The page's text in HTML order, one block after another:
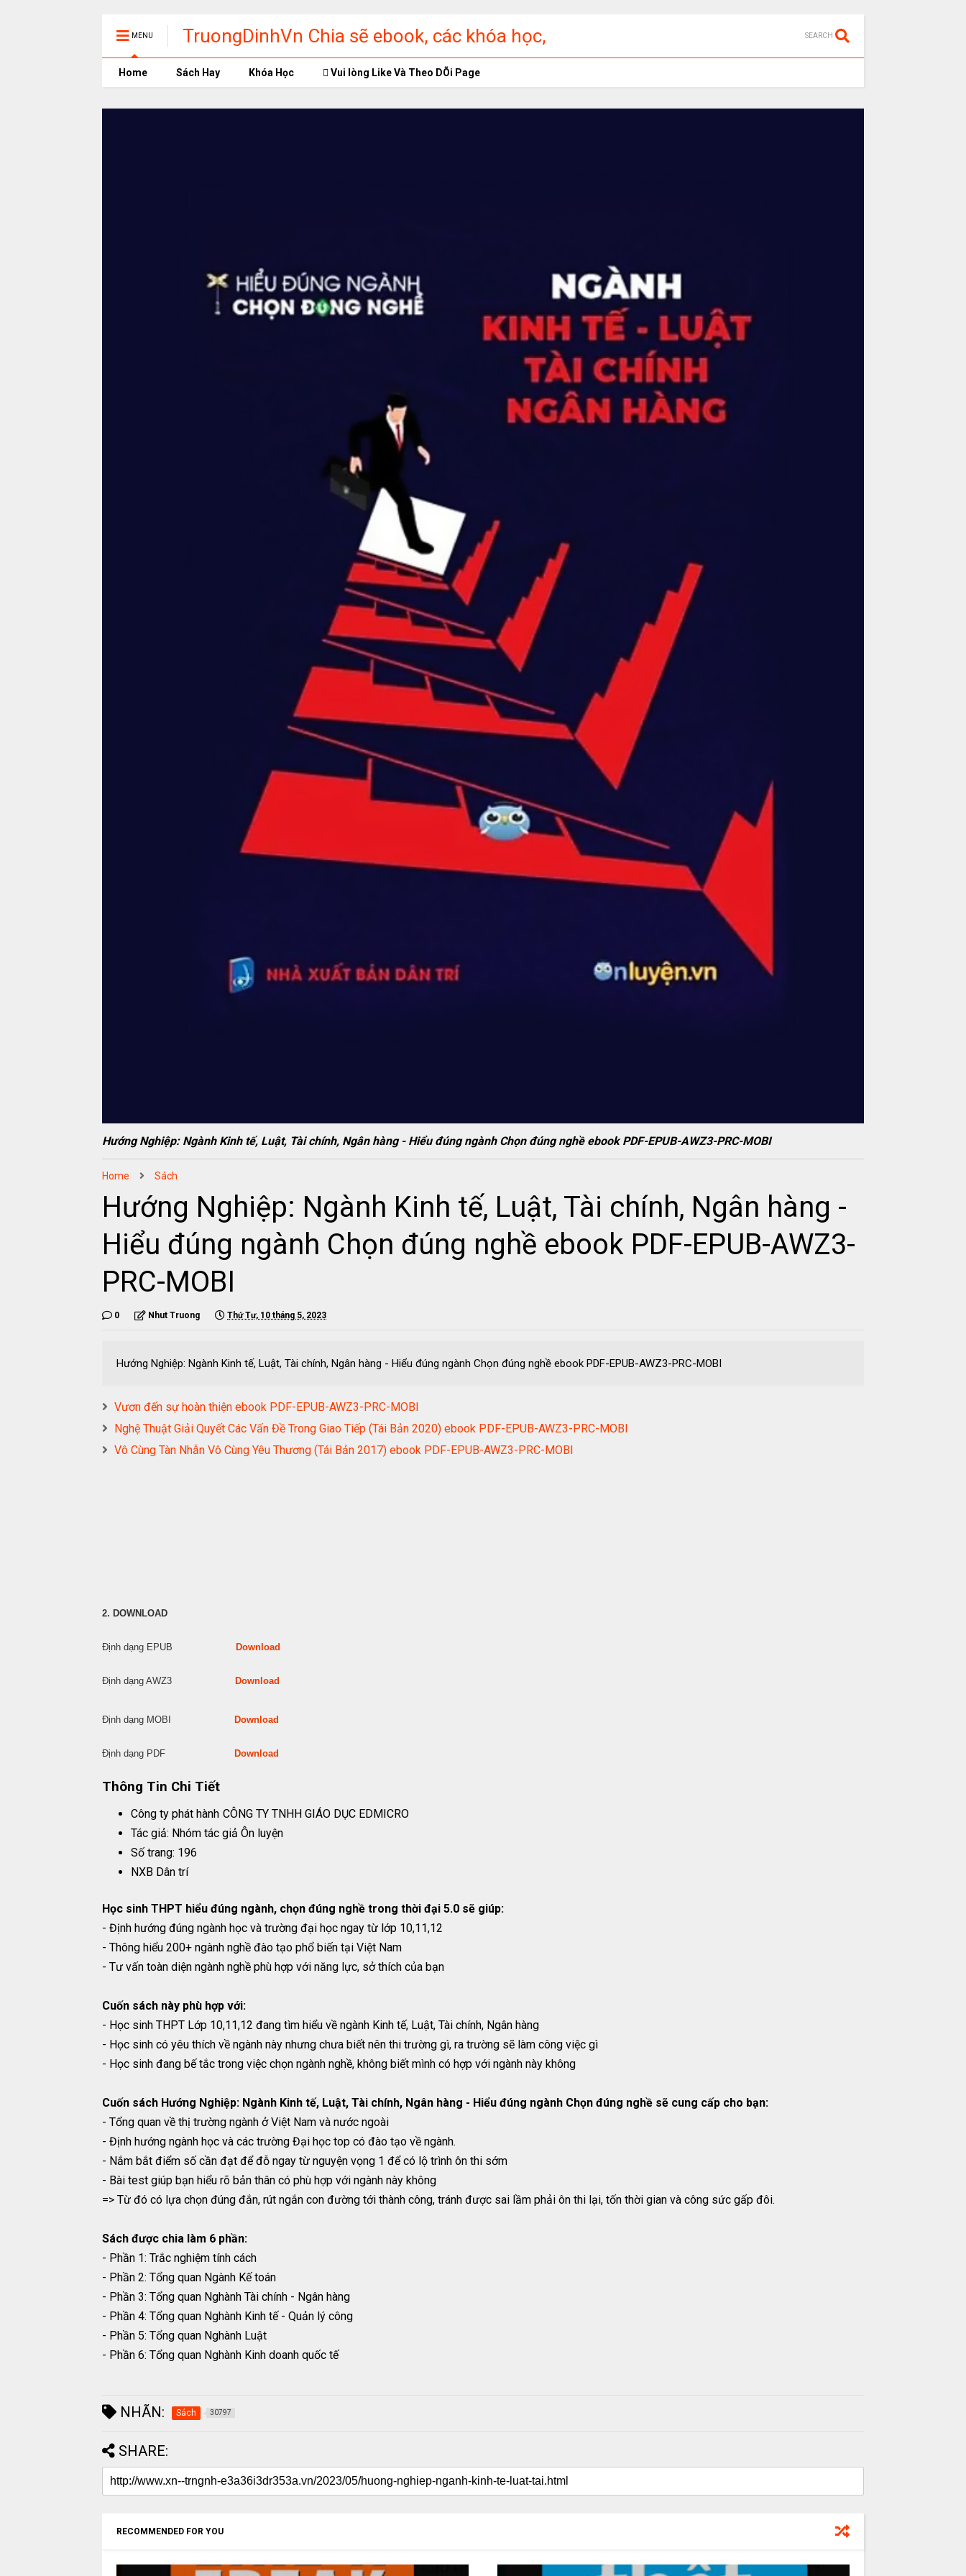
MENU
TruongDinhVn Chia sẽ ebook, các khóa học,
phần mềm học tập miễn phí
SEARCH
Home Sách Hay Khóa Học Vui lòng Like Và Theo DÕi Page
Hướng Nghiệp: Ngành Kinh tế, Luật, Tài chính, Ngân hàng - Hiểu đúng ngành Chọn đúng nghề ebook PDF-EPUB-AWZ3-PRC-MOBI
Home Sách
Hướng Nghiệp: Ngành Kinh tế, Luật, Tài chính, Ngân hàng -
Hiểu đúng ngành Chọn đúng nghề ebook PDF-EPUB-AWZ3-
PRC-MOBI
0 Nhut Truong Thứ Tư, 10 tháng 5, 2023
Hướng Nghiệp: Ngành Kinh tế, Luật, Tài chính, Ngân hàng - Hiểu đúng ngành Chọn đúng nghề ebook PDF-EPUB-AWZ3-PRC-MOBI
Vươn đến sự hoàn thiện ebook PDF-EPUB-AWZ3-PRC-MOBI
Nghệ Thuật Giải Quyết Các Vấn Đề Trong Giao Tiếp (Tái Bản 2020) ebook PDF-EPUB-AWZ3-PRC-MOBI
Vô Cùng Tàn Nhẫn Vô Cùng Yêu Thương (Tái Bản 2017) ebook PDF-EPUB-AWZ3-PRC-MOBI
2. DOWNLOAD
Định dạng EPUB Download
Định dạng AWZ3 Download
Định dạng MOBI Download
Định dạng PDF Download
Thông Tin Chi Tiết
Công ty phát hành CÔNG TY TNHH GIÁO DỤC EDMICRO
Tác giả: Nhóm tác giả Ôn luyện
Số trang: 196
NXB Dân trí
Học sinh THPT hiểu đúng ngành, chọn đúng nghề trong thời đại 5.0 sẽ giúp:
- Định hướng đúng ngành học và trường đại học ngay từ lớp 10,11,12
- Thông hiểu 200+ ngành nghề đào tạo phổ biến tại Việt Nam
- Tư vấn toàn diện ngành nghề phù hợp với năng lực, sở thích của bạn
Cuốn sách này phù hợp với:
- Học sinh THPT Lớp 10,11,12 đang tìm hiểu về ngành Kinh tế, Luật, Tài chính, Ngân hàng
- Học sinh có yêu thích về ngành này nhưng chưa biết nên thi trường gì, ra trường sẽ làm công việc gì
- Học sinh đang bế tắc trong việc chọn ngành nghề, không biết mình có hợp với ngành này không
Cuốn sách Hướng Nghiệp: Ngành Kinh tế, Luật, Tài chính, Ngân hàng - Hiểu đúng ngành Chọn đúng nghề sẽ cung cấp cho bạn:
- Tổng quan về thị trường ngành ở Việt Nam và nước ngoài
- Định hướng ngành học và các trường Đại học top có đào tạo về ngành.
- Nắm bắt điểm số cần đạt để đỗ ngay từ nguyện vọng 1 để có lộ trình ôn thi sớm
- Bài test giúp bạn hiểu rõ bản thân có phù hợp với ngành này không
=> Từ đó có lựa chọn đúng đắn, rút ngắn con đường tới thành công, tránh được sai lầm phải ôn thi lại, tốn thời gian và công sức gấp đôi.
Sách được chia làm 6 phần:
- Phần 1: Trắc nghiệm tính cách
- Phần 2: Tổng quan Ngành Kế toán
- Phần 3: Tổng quan Nghành Tài chính - Ngân hàng
- Phần 4: Tổng quan Nghành Kinh tế - Quản lý công
- Phần 5: Tổng quan Nghành Luật
- Phần 6: Tổng quan Nghành Kinh doanh quốc tế
NHÃN: Sách 30797
SHARE:
RECOMMENDED FOR YOU